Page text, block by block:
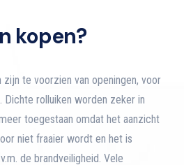
kopen?
te voorzien van openingen, voor
rolluiken worden zeker in
toegestaan omdat het aanzicht
niet fraaier wordt en het is
de brandveiligheid. Vele